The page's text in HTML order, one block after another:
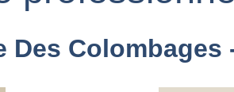
Des